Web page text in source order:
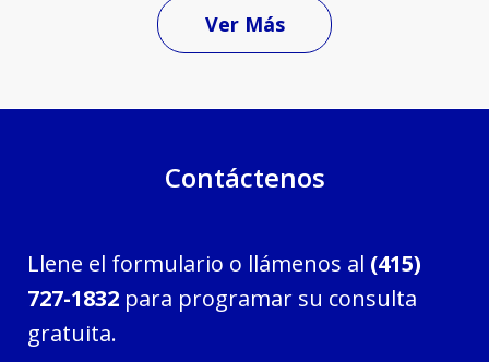
Ver Más
Contáctenos
Llene el formulario o llámenos al (415)
727-1832 para programar su consulta
gratuita.